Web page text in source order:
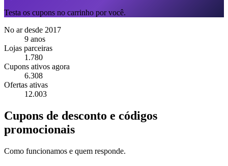
Testa os cupons no carrinho por você.
No ar desde 2017
9 anos
Lojas parceiras
1.780
Cupons ativos agora
6.308
Ofertas ativas
12.003
Cupons de desconto e códigos
promocionais
Como funcionamos e quem responde.